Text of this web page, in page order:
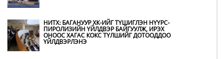
НИТХ: БАГАНУУР ХК-ИЙГ ТҮШИГЛЭН НҮҮРС-
ПИРОЛИЗИЙН ҮЙЛДВЭР БАЙГУУЛЖ, ИРЭХ
ОНООС ХАГАС КОКС ТҮЛШИЙГ ДОТООДДОО
ҮЙЛДВЭРЛЭНЭ